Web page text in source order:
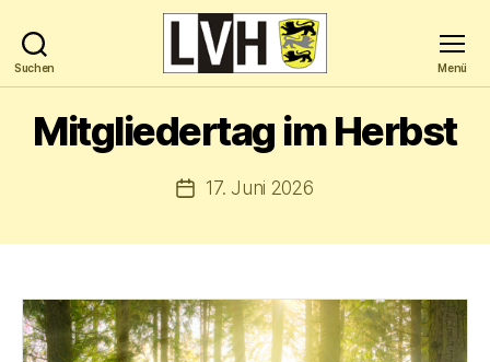
Suchen
Landesverband
Baden-
Württemberg
e.V.
Menü
Mitgliedertag im Herbst
Veröffentlichungsdatum
17. Juni 2026